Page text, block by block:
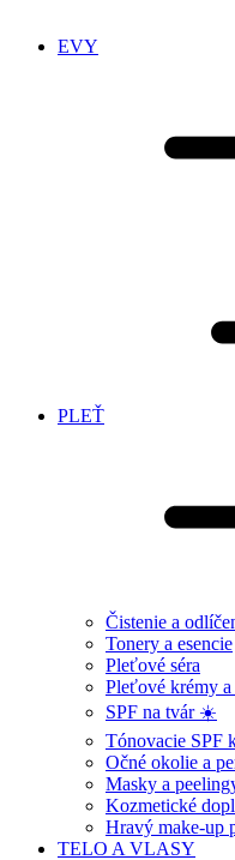
EVY
PLEŤ
Čistenie a
Tonery a esencie
Pleťové séra
Pleťové krémy a
SPF na tvár ☀️
Tónovacie SPF
Očné okolie a
Masky a
Kozmetické
Hravý make-up
TELO A VLASY